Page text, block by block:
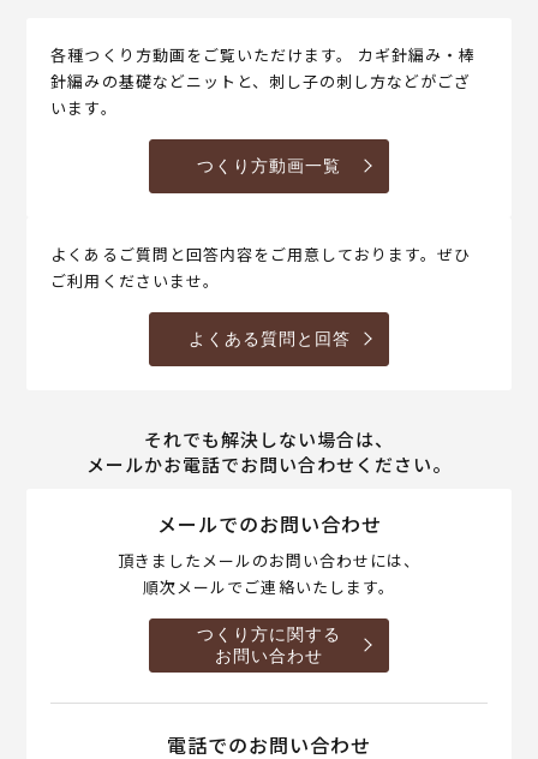
各種つくり方動画をご覧いただけます。 カギ針編み・棒
針編みの基礎などニットと、刺し子の刺し方などがござ
います。
つくり方動画一覧
よくあるご質問と回答内容をご用意しております。ぜひ
ご利用くださいませ。
よくある質問と回答
それでも解決しない場合は、
メールかお電話でお問い合わせください。
メールでのお問い合わせ
頂きましたメールのお問い合わせには、
順次メールでご連絡いたします。
つくり方に関する
お問い合わせ
電話でのお問い合わせ